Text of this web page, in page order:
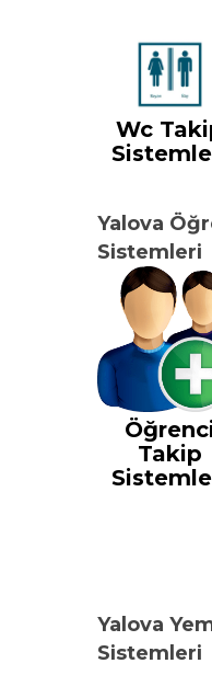
Wc
Yalova
Sistemleri
Takip
Yalova
Sistemleri